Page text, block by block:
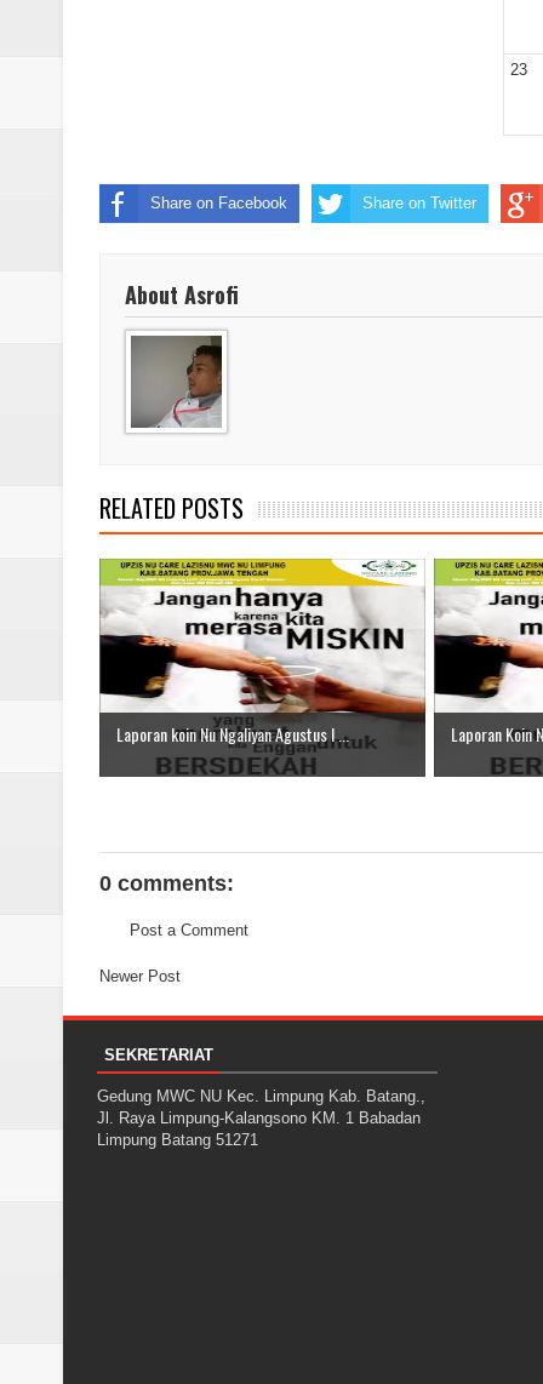
23
Share on Facebook Share on Twitter
About Asrofi
RELATED POSTS
Laporan koin Nu Ngaliyan Agustus I ... Laporan Koin
0 comments:
Post a Comment
Newer Post
SEKRETARIAT
Gedung MWC NU Kec. Limpung Kab. Batang.,
Jl. Raya Limpung-Kalangsono KM. 1 Babadan
Limpung Batang 51271